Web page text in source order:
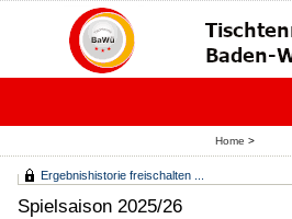
Home >
Ergebnishistorie freischalten ...
Spielsaison 2025/26